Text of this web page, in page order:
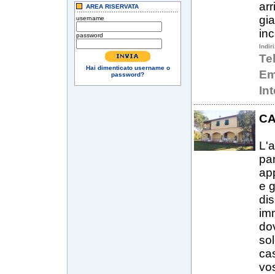
AREA RISERVATA
username
password
Hai dimenticato username o
password?
e